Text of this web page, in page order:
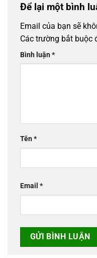
Để lại một bình
Email của bạn sẽ
Các trường bắt buộc
Bình luận*
Tên*
Email *